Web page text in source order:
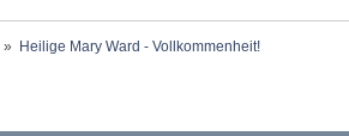
» Heilige Mary Ward - Vollkommenheit!